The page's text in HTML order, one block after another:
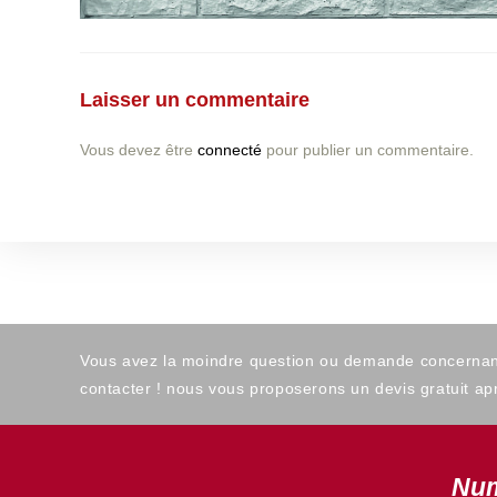
Laisser un commentaire
Vous devez être connecté pour publier un commentaire.
Vous avez la moindre question ou demande
contacter ! nous vous proposerons un devis gratuit